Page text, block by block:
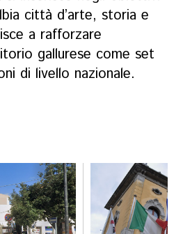
città d’arte, storia e
a rafforzare
gallurese come set
di livello nazionale.